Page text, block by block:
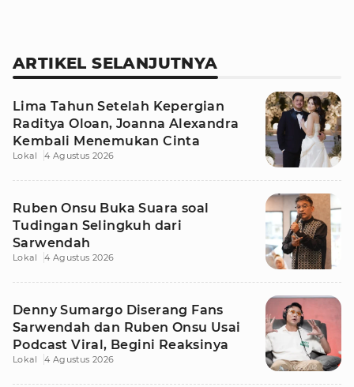
ARTIKEL SELANJUTNYA
Lima Tahun Setelah Kepergian
Raditya Oloan, Joanna Alexandra
Kembali Menemukan Cinta
Lokal 4 Agustus 2026
Ruben Onsu Buka Suara soal
Tudingan Selingkuh dari
Sarwendah
Lokal 4 Agustus 2026
Denny Sumargo Diserang Fans
Sarwendah dan Ruben Onsu Usai
Podcast Viral, Begini Reaksinya
Lokal 4 Agustus 2026